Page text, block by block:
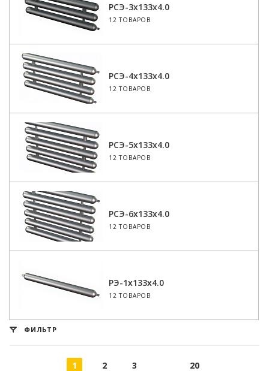
РСЭ-3x133x4.0
12 ТОВАРОВ
РСЭ-4x133x4.0
12 ТОВАРОВ
РСЭ-5x133x4.0
12 ТОВАРОВ
РСЭ-6x133x4.0
12 ТОВАРОВ
РЭ-1x133x4.0
12 ТОВАРОВ
ФИЛЬТР
1 2 3 20